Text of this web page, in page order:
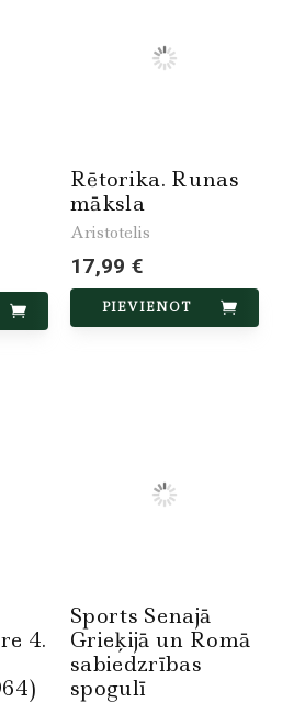
Rētorika. Runas
māksla
Aristotelis
17,99 €
PIEVIENOT
4.
Sports Senajā
Grieķijā un Romā
sabiedzrības
spogulī